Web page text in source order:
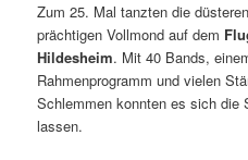
Zum 25. Mal tanzten die
prächtigen Vollmond auf dem
Hildesheim. Mit 40 Bands,
Rahmenprogramm und vielen
Schlemmen konnten es sich die
lassen.